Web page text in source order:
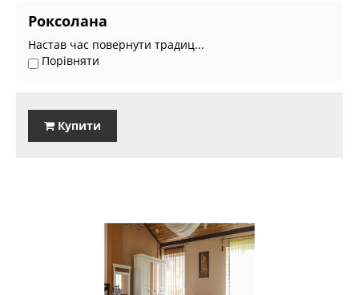
Роксолана
Настав час повернути традиц...
Порівняти
Купити